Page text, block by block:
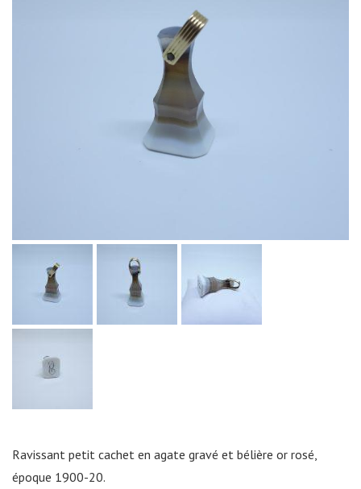
Ravissant petit cachet en agate gravé et bélière or rosé,
époque 1900-20.